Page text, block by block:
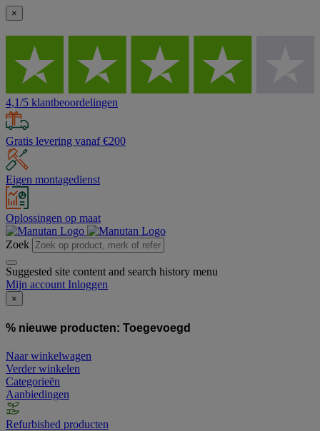
×
4,1/5 klantbeoordelingen
Gratis levering vanaf €200
Eigen montagedienst
Oplossingen op maat
Zoek
Suggested site content and search history menu
Mijn account Inloggen
×
% nieuwe producten: Toegevoegd
Naar winkelwagen
Verder winkelen
Categorieën
Aanbiedingen
Refurbished producten